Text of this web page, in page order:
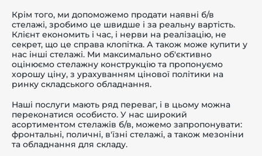
Крім того, ми допоможемо продати наявні б/в
стелажі, зробимо це швидше і за реальну вартість.
Клієнт економить і час, і нерви на реалізацію, не
секрет, що це справа клопітка. А також може купити у
нас інші стелажі. Ми максимально об'єктивно
оцінюємо стелажну конструкцію та пропонуємо
хорошу ціну, з урахуванням цінової політики на
ринку складського обладнання.
Наші послуги мають ряд переваг, і в цьому можна
переконатися особисто. У нас широкий
асортиментом стелажів б/в, можемо запропонувати:
фронтальні, поличні, в'їзні стелажі, а також мезоніни
та обладнання для складу.